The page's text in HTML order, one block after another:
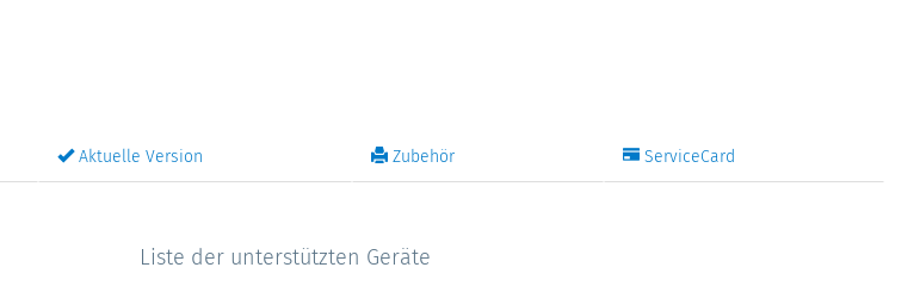
Aktuelle Version Zubehör ServiceCard
Liste der unterstützten Geräte